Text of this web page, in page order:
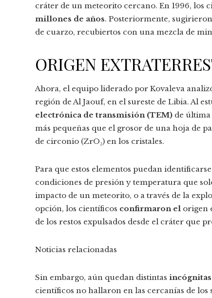
cráter de un meteorito cercano. En 1996,
millones de años. Posteriormente,
de cuarzo, recubiertos con una mezcla de
ORIGEN
Ahora, el equipo liderado por Kovaleva
región de Al Jaouf, en el sureste de Libia. Al
electrónica de transmisión (TEM) de
más pequeñas que el grosor de una hoja de
de circonio (ZrO₂) en los cristales.
Para que estos elementos puedan
condiciones de presión y temperatura que
impacto de un meteorito, o a través de la
opción, los científicos confirmaron el origen
de los restos expulsados desde el cráter que
Noticias relacionadas
Sin embargo, aún quedan distintas
científicos no hallaron en las cercanías de